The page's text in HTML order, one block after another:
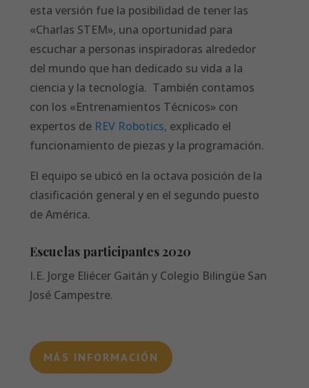
esta versión fue la posibilidad de tener las
«Charlas STEM», una oportunidad para
escuchar a personas inspiradoras alrededor
del mundo que han dedicado su vida a la
ciencia y la tecnología. También contamos
con los «Entrenamientos Técnicos» con
expertos de REV Robotics, explicado el
funcionamiento de piezas y la programación.
El equipo se ubicó en la octava posición de la
clasificación general y en el segundo puesto
de América.
Escuelas participantes 2020
I.E. Jorge Eliécer Gaitán y Colegio Bilingüe San
José Campestre.
MÁS INFORMACIÓN